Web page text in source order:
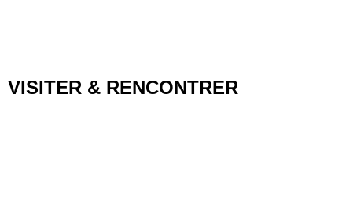
VISITER & RENCONTRER